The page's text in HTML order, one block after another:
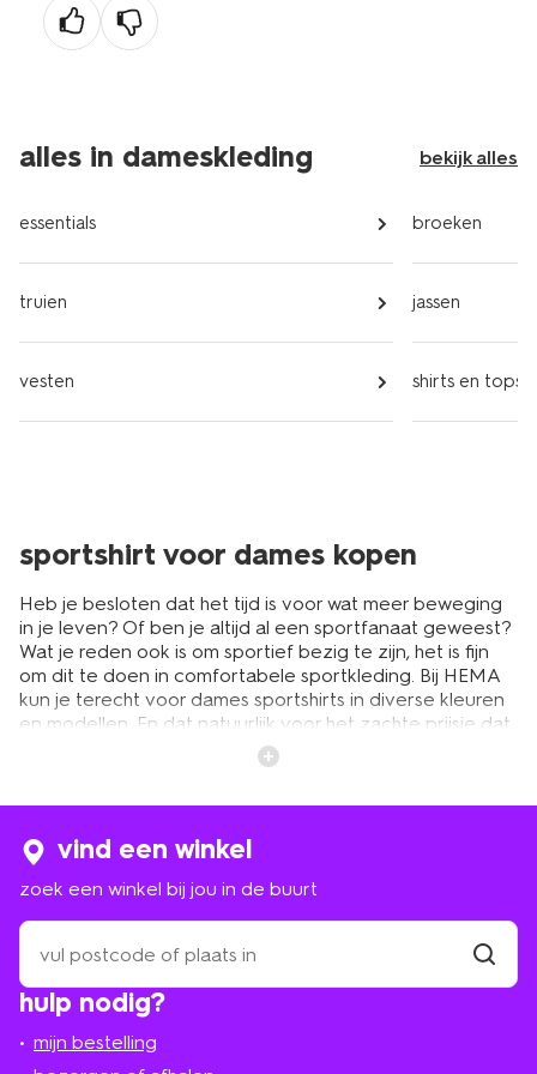
alles in dameskleding bekijk alles
essentials
truien
vesten
broeken
jassen
shirts en tops
sportshirt voor dames kopen
Heb je besloten dat het tijd is voor wat meer beweging
in je leven? Of ben je altijd al een sportfanaat geweest?
Wat je reden ook is om sportief bezig te zijn, het is fijn
om dit te doen in comfortabele sportkleding. Bij HEMA
kun je terecht voor dames sportshirts in diverse kleuren
en modellen. En dat natuurlijk voor het zachte prijsje dat
je van ons gewend bent. Van sportshirts met korte
mouwen waarin je ‘s zomers fijn een balletje slaat op de
Die laatsten zijn ideaal wanneer je in de winter een
rondje wilt hardlopen of op wintersport gaat.
dames sportshirts met lange en
korte mouwen
Bij HEMA vind je een ruim assortiment aan sportkleding
voor dames. Je kunt bij ons terecht voor fijne
hulp nodig?
mijn bestelling
vind een winkel
zoek een winkel bij jou in de buurt
zoek
een
winkel
bij
in